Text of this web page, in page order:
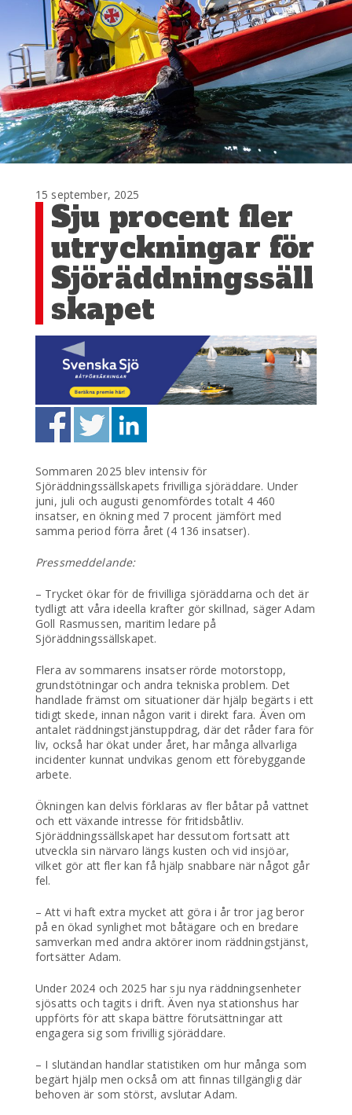
15 september, 2025
Sju procent fler
utryckningar för
Sjöräddningssäll
skapet
Sommaren 2025 blev intensiv för
Sjöräddningssällskapets frivilliga sjöräddare. Under
juni, juli och augusti genomfördes totalt 4 460
insatser, en ökning med 7 procent jämfört med
samma period förra året (4 136 insatser).
Pressmeddelande:
– Trycket ökar för de frivilliga sjöräddarna och det är
tydligt att våra ideella krafter gör skillnad, säger Adam
Goll Rasmussen, maritim ledare på
Sjöräddningssällskapet.
Flera av sommarens insatser rörde motorstopp,
grundstötningar och andra tekniska problem. Det
handlade främst om situationer där hjälp begärts i ett
tidigt skede, innan någon varit i direkt fara. Även om
antalet räddningstjänstuppdrag, där det råder fara för
liv, också har ökat under året, har många allvarliga
incidenter kunnat undvikas genom ett förebyggande
arbete.
Ökningen kan delvis förklaras av fler båtar på vattnet
och ett växande intresse för fritidsbåtliv.
Sjöräddningssällskapet har dessutom fortsatt att
utveckla sin närvaro längs kusten och vid insjöar,
vilket gör att fler kan få hjälp snabbare när något går
fel.
– Att vi haft extra mycket att göra i år tror jag beror
på en ökad synlighet mot båtägare och en bredare
samverkan med andra aktörer inom räddningstjänst,
fortsätter Adam.
Under 2024 och 2025 har sju nya räddningsenheter
sjösatts och tagits i drift. Även nya stationshus har
uppförts för att skapa bättre förutsättningar att
engagera sig som frivillig sjöräddare.
– I slutändan handlar statistiken om hur många som
begärt hjälp men också om att finnas tillgänglig där
behoven är som störst, avslutar Adam.